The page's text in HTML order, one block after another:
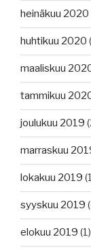
heinäkuu 2020
huhtikuu 2020
maaliskuu
tammikuu
joulukuu 2019
marraskuu
lokakuu 2019
syyskuu 2019
elokuu 2019 (1)